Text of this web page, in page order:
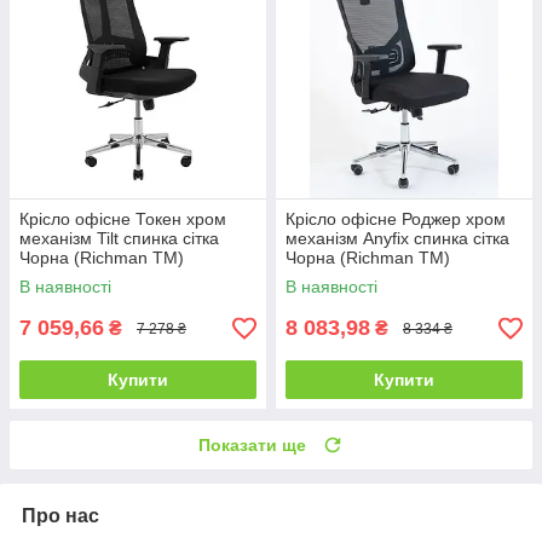
Крісло офісне Токен хром
механізм Tilt спинка сітка
Чорна (Richman ТМ)
В наявності
7 059,66 ₴ 7 278 ₴
Купити
Крісло офісне Роджер хром
механізм Anyfix спинка сітка
Чорна (Richman ТМ)
В наявності
8 083,98 ₴ 8 334 ₴
Купити
Показати ще
Про нас